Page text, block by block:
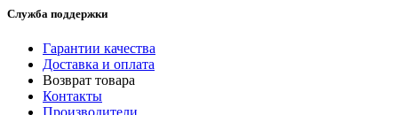
Служба поддержки
Гарантии качества
Доставка и оплата
Возврат товара
Контакты
Производители